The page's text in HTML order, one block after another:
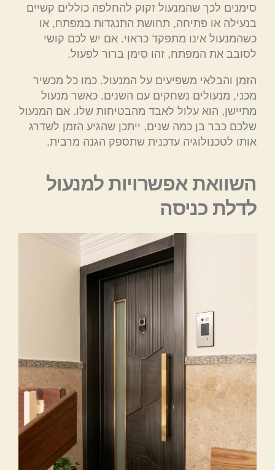
סימנים לכך שהמנעול זקוק להחלפה כוללים קשיים
בנעילה או פתיחה, תחושת התנגדות במפתח, או
כשהמנעול אינו מתפקד כראוי. אם יש לכם קושי
לסובב את המפתח, זהו סימן ברור לפעול.
הזמן והבלאי משפיעים על המנעול. כמו כל מכשיר
מכני, מנעולים נשחקים עם השנים. כאשר מנעול
מתיישן, הוא עלול לאבד מהבטיחות שלו. אם המנעול
שלכם כבר בן כמה שנים, ייתכן שהגיע הזמן לשדרג
אותו לטכנולוגיה עדכנית שתספק הגנה מרבית.
השוואת אפשרויות למנעול
לדלת כניסה